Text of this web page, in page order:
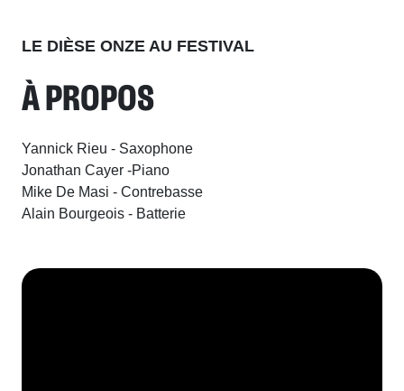
LE DIÈSE ONZE AU FESTIVAL
À PROPOS
Yannick Rieu - Saxophone
Jonathan Cayer -Piano
Mike De Masi - Contrebasse
Alain Bourgeois - Batterie